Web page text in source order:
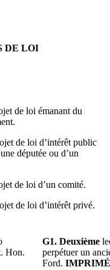
DE LOI
de loi émanant du
de loi d’intérêt public
députée ou d’un
de loi d’un comité.
de loi d’intérêt privé.
Hon.
G1. Deuxième
perpétuer un
Ford.